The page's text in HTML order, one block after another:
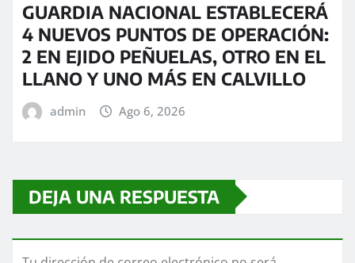
GUARDIA NACIONAL ESTABLECERÁ
4 NUEVOS PUNTOS DE OPERACIÓN:
2 EN EJIDO PEÑUELAS, OTRO EN EL
LLANO Y UNO MÁS EN CALVILLO
admin Ago 6, 2026
DEJA UNA RESPUESTA